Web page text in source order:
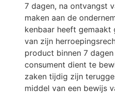
7 dagen, na ontvangst
maken aan de
kenbaar heeft
van zijn
product binnen 7
consument dient te
zaken tijdig zijn
middel van een bewijs